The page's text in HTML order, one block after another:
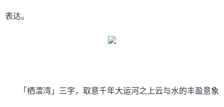
表达。
「栖澐湾」三字，取意千年大运河之上云与水的丰盈意象